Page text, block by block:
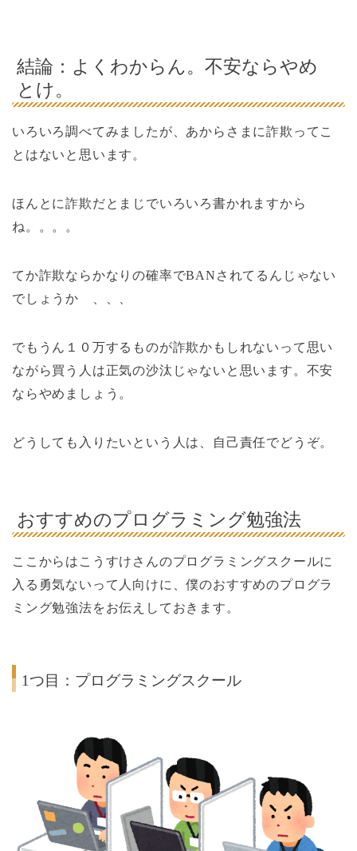
結論：よくわからん。不安ならやめ
とけ。
いろいろ調べてみましたが、あからさまに詐欺ってこ
とはないと思います。
ほんとに詐欺だとまじでいろいろ書かれますから
ね。。。。
てか詐欺ならかなりの確率でBANされてるんじゃない
でしょうか 、、、
でもうん１０万するものが詐欺かもしれないって思い
ながら買う人は正気の沙汰じゃないと思います。不安
ならやめましょう。
どうしても入りたいという人は、自己責任でどうぞ。
おすすめのプログラミング勉強法
ここからはこうすけさんのプログラミングスクールに
入る勇気ないって人向けに、僕のおすすめのプログラ
ミング勉強法をお伝えしておきます。
1つ目：プログラミングスクール